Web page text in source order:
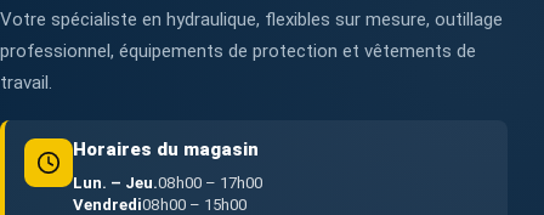
Votre spécialiste en hydraulique, flexibles sur mesure, outillage
professionnel, équipements de protection et vêtements de
travail.
Horaires du magasin
Lun. – Jeu.08h00 – 17h00
Vendredi08h00 – 15h00